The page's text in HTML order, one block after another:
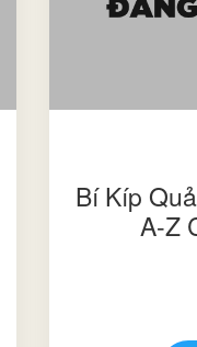
Bí Kíp
A-Z